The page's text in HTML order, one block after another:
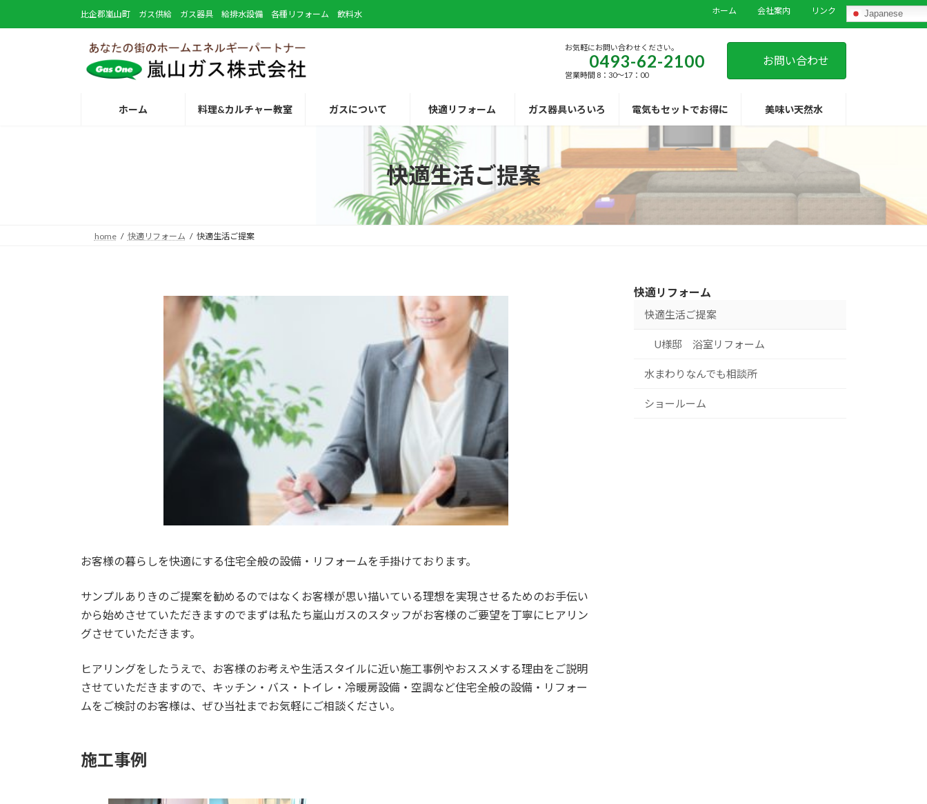
比企郡嵐山町 ガス供給 ガス器具 給排水設備 各種リフォーム 飲料水 ホーム 会社案内 リンク Japanese
お気軽にお問い合わせください。
0493-62-2100
営業時間 8：30～17：00
お問い合わせ
ホーム 料理&カルチャー教室 ガスについて 快適リフォーム ガス器具いろいろ 電気もセットでお得に 美味い天然水
快適生活ご提案
home 快適リフォーム 快適生活ご提案
お客様の暮らしを快適にする住宅全般の設備・リフォームを手掛けております。
サンプルありきのご提案を勧めるのではなくお客様が思い描いている理想を実現させるためのお手伝い
から始めさせていただきますのでまずは私たち嵐山ガスのスタッフがお客様のご要望を丁寧にヒアリン
グさせていただきます。
ヒアリングをしたうえで、お客様のお考えや生活スタイルに近い施工事例やおススメする理由をご説明
させていただきますので、キッチン・バス・トイレ・冷暖房設備・空調など住宅全般の設備・リフォー
ムをご検討のお客様は、ぜひ当社までお気軽にご相談ください。
施工事例
快適リフォーム
快適生活ご提案
U様邸 浴室リフォーム
水まわりなんでも相談所
ショールーム